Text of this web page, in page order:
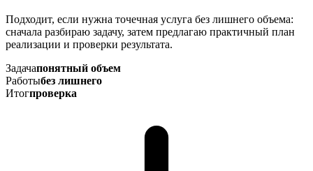
Подходит, если нужна точечная услуга без лишнего объема:
сначала разбираю задачу, затем предлагаю практичный план
реализации и проверки результата.
Задачапонятный объем
Работыбез лишнего
Итогпроверка